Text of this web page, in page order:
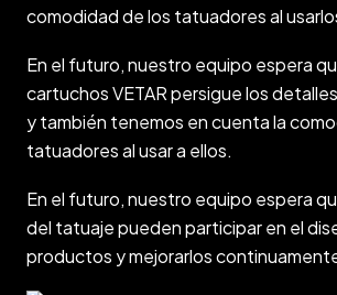
comodidad de los tatuadores al
En el futuro, nuestro equipo espera
cartuchos VETAR persigue los
y también tenemos en cuenta la
tatuadores al usar a ellos.
En el futuro, nuestro equipo espera
del tatuaje pueden participar en el
productos y mejorarlos